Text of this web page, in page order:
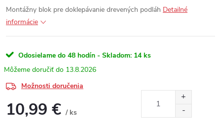
Montážny blok pre doklepávanie drevených podláh Detailné
informácie
Odosielame do 48 hodín - Skladom: 14 ks
13.8.2026
Možnosti doručenia
10,99 € / ks